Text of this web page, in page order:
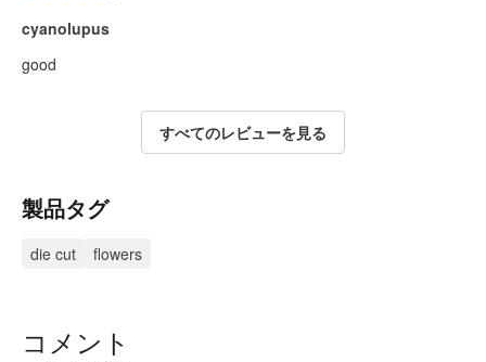
cyanolupus
good
すべてのレビューを見る
製品タグ
die cut flowers
コメント